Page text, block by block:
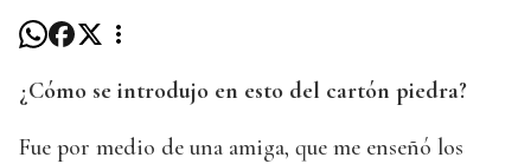
¿Cómo se introdujo en esto del cartón piedra?
Fue por medio de una amiga, que me enseñó los